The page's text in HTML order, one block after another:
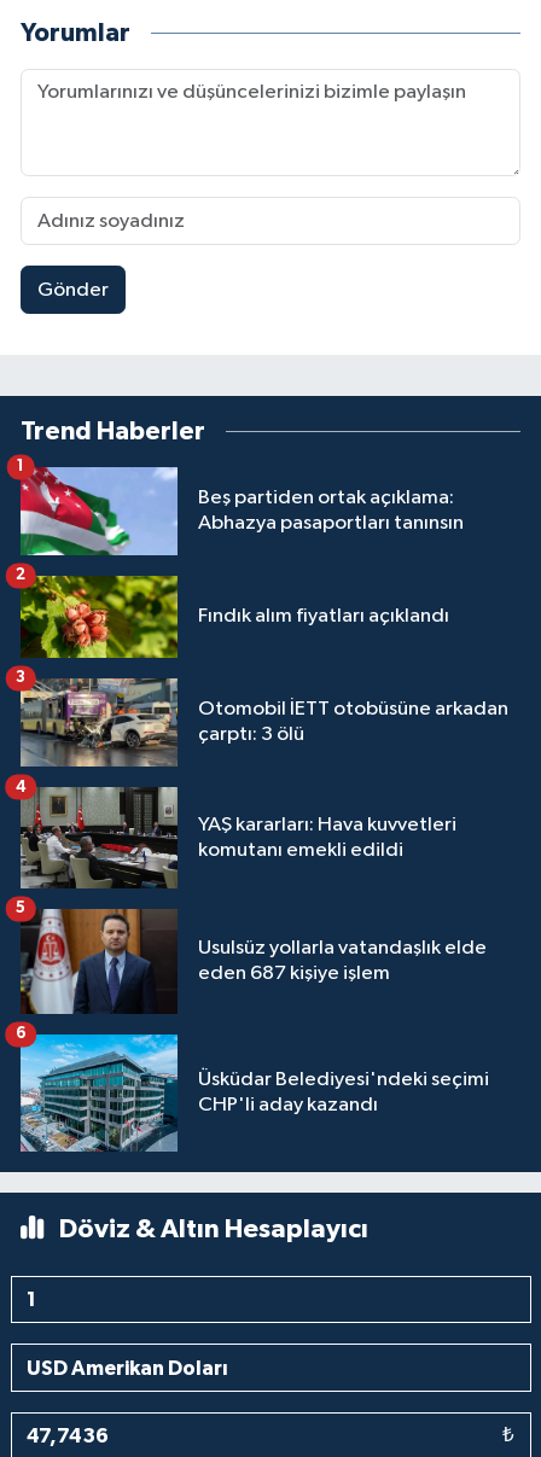
Yorumlar
Gönder
Trend Haberler
Beş partiden ortak açıklama:
Abhazya pasaportları tanınsın
1
Fındık alım fiyatları açıklandı
2
Otomobil İETT otobüsüne arkadan
çarptı: 3 ölü
3
YAŞ kararları: Hava kuvvetleri
komutanı emekli edildi
4
Usulsüz yollarla vatandaşlık elde
eden 687 kişiye işlem
5
Üsküdar Belediyesi'ndeki seçimi
CHP'li aday kazandı
6
Döviz & Altın Hesaplayıcı
₺